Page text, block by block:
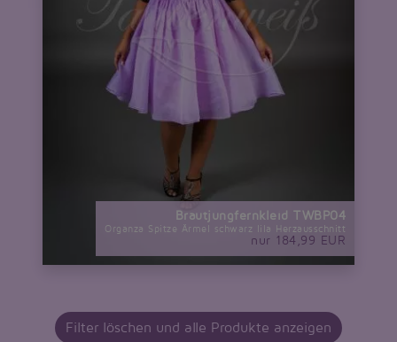
Brautjungfernkleid TWBP04
Organza Spitze Ärmel schwarz lila Herzausschnitt
nur 184,99 EUR
Filter löschen und alle Produkte anzeigen